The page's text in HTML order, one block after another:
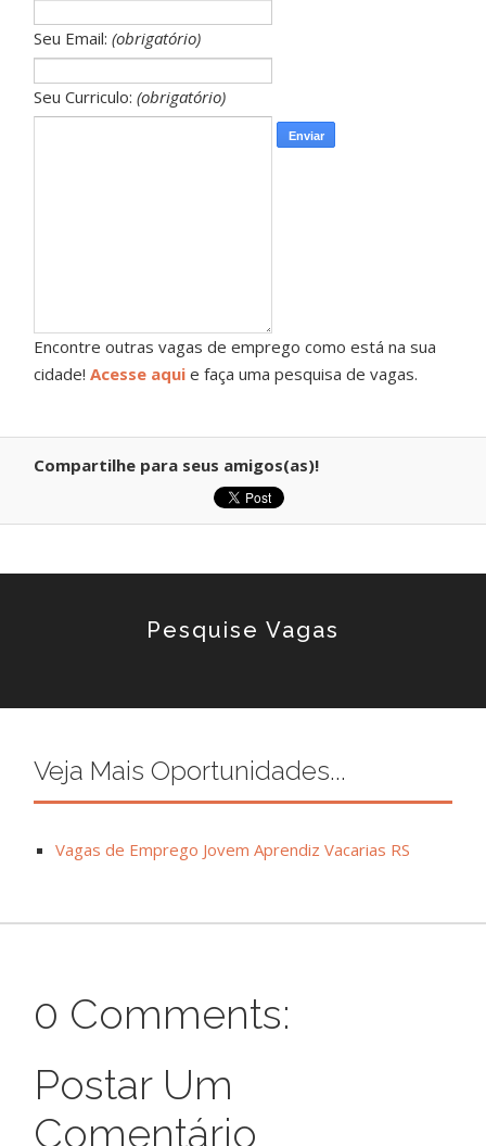
Seu Email:(obrigatório)
Seu Curriculo:(obrigatório)
Encontre outras vagas de emprego como está na sua
cidade!Acesse aqui e faça uma pesquisa de vagas.
Compartilhe para seus amigos(as)!
Pesquise Vagas
Veja Mais Oportunidades...
Vagas de Emprego Jovem Aprendiz Vacarias RS
0 Comments:
Postar Um
Comentário